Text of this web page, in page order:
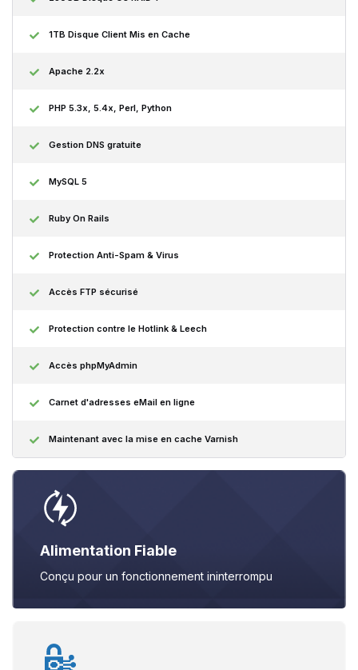
1TB Disque Client Mis en Cache
Apache 2.2x
PHP 5.3x, 5.4x, Perl, Python
Gestion DNS gratuite
MySQL 5
Ruby On Rails
Protection Anti-Spam & Virus
Accès FTP sécurisé
Protection contre le Hotlink & Leech
Accès phpMyAdmin
Carnet d'adresses eMail en ligne
Maintenant avec la mise en cache Varnish
Alimentation Fiable
Conçu pour un fonctionnement ininterrompu